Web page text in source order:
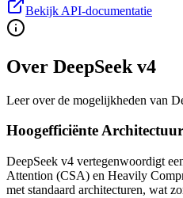
Bekijk API-documentatie
Over DeepSeek v4
Leer over de mogelijkheden van
Hoogefficiënte
DeepSeek v4 vertegenwoordigt
Attention (CSA) en Heavily
met standaard architecturen, wat